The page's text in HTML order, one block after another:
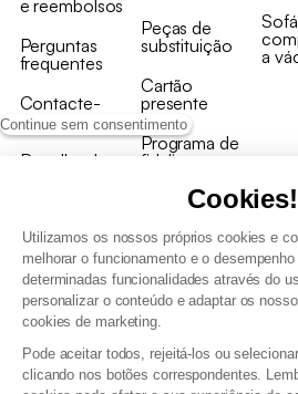
Continue sem consentimento
Cookies!
Utilizamos os nossos próprios cookies e
melhorar o funcionamento e o
determinadas funcionalidades através do
personalizar o conteúdo e adaptar os
cookies de marketing.
Pode aceitar todos, rejeitá-los ou
clicando nos botões correspondentes.
e reembolsos
Perguntas
frequentes
Contacte-
nos
Recolha de
Peças de
substituição
Cartão
presente
Programa de
fidelizaçao
a
Termos e Condições Gerais de
Gestão de dados pessoais e
Termos e condições gerais